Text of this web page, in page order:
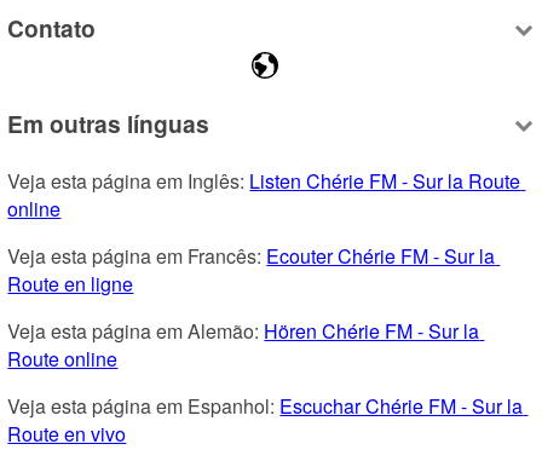
Contato
Em outras línguas
Veja esta página em Inglês: Listen Chérie FM - Sur la Route
online
Veja esta página em Francês: Ecouter Chérie FM - Sur la
Route en ligne
Veja esta página em Alemão: Hören Chérie FM - Sur la
Route online
Veja esta página em Espanhol: Escuchar Chérie FM - Sur la
Route en vivo